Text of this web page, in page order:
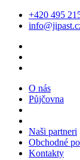
+420 495
O nás
Půjčovna
Naši partneri
Obchodné
Kontakty